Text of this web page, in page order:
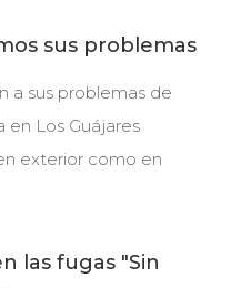
sus problemas
a sus problemas de
en Los Guájares
exterior como en
las fugas "Sin